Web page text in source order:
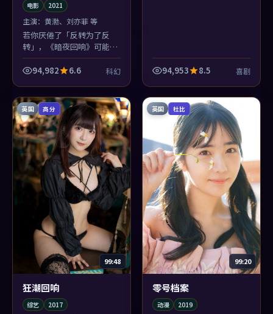
电影 2021
主演： 黄渤、刘亦菲 等
若你厌倦了「反转为了反
转」，《暗夜回响》可能合
你胃口：它的反转像鞋带松
了再系紧——生活化，却更
94,982 6.6 科幻 94,953 8.5 喜剧
英国 高分
99:48
狂潮回响
综艺 2017
英国 杜比
99:20
零号档案
动漫 2019